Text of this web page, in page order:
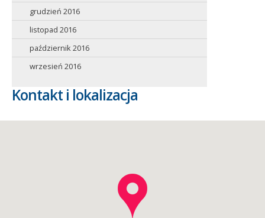
grudzień 2016
listopad 2016
październik 2016
wrzesień 2016
Kontakt i lokalizacja